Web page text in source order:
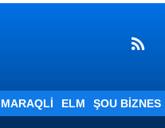
MARAQLI ELM ŞOU BIZNES